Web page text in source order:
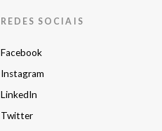
REDES SOCIAIS
Facebook
Instagram
LinkedIn
Twitter